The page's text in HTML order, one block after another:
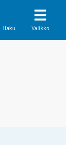
Haku Valikko